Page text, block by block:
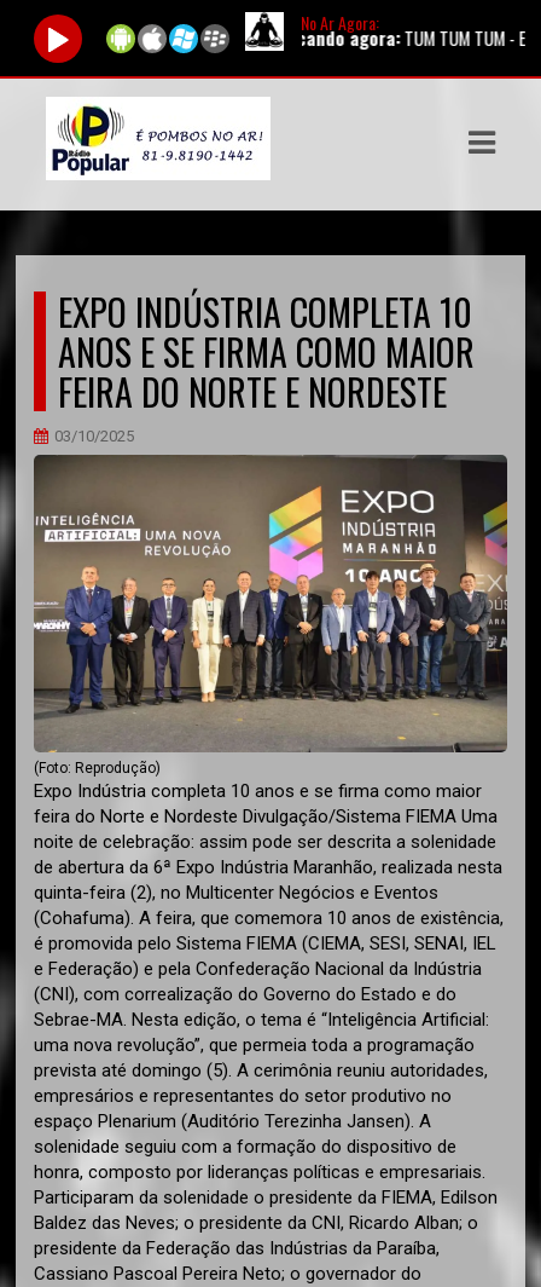
No Ar Agora:
Tocando agora:TUM TUM TUM - Elba
EXPO INDÚSTRIA COMPLETA 10
ANOS E SE FIRMA COMO MAIOR
FEIRA DO NORTE E NORDESTE
03/10/2025
(Foto: Reprodução)
Expo Indústria completa 10 anos e se firma como maior
feira do Norte e Nordeste Divulgação/Sistema FIEMA Uma
noite de celebração: assim pode ser descrita a solenidade
de abertura da 6ª Expo Indústria Maranhão, realizada nesta
quinta-feira (2), no Multicenter Negócios e Eventos
(Cohafuma). A feira, que comemora 10 anos de existência,
é promovida pelo Sistema FIEMA (CIEMA, SESI, SENAI, IEL
e Federação) e pela Confederação Nacional da Indústria
(CNI), com correalização do Governo do Estado e do
Sebrae-MA. Nesta edição, o tema é “Inteligência Artificial:
uma nova revolução”, que permeia toda a programação
prevista até domingo (5). A cerimônia reuniu autoridades,
empresários e representantes do setor produtivo no
espaço Plenarium (Auditório Terezinha Jansen). A
solenidade seguiu com a formação do dispositivo de
honra, composto por lideranças políticas e empresariais.
Participaram da solenidade o presidente da FIEMA, Edilson
Baldez das Neves; o presidente da CNI, Ricardo Alban; o
presidente da Federação das Indústrias da Paraíba,
Cassiano Pascoal Pereira Neto; o governador do